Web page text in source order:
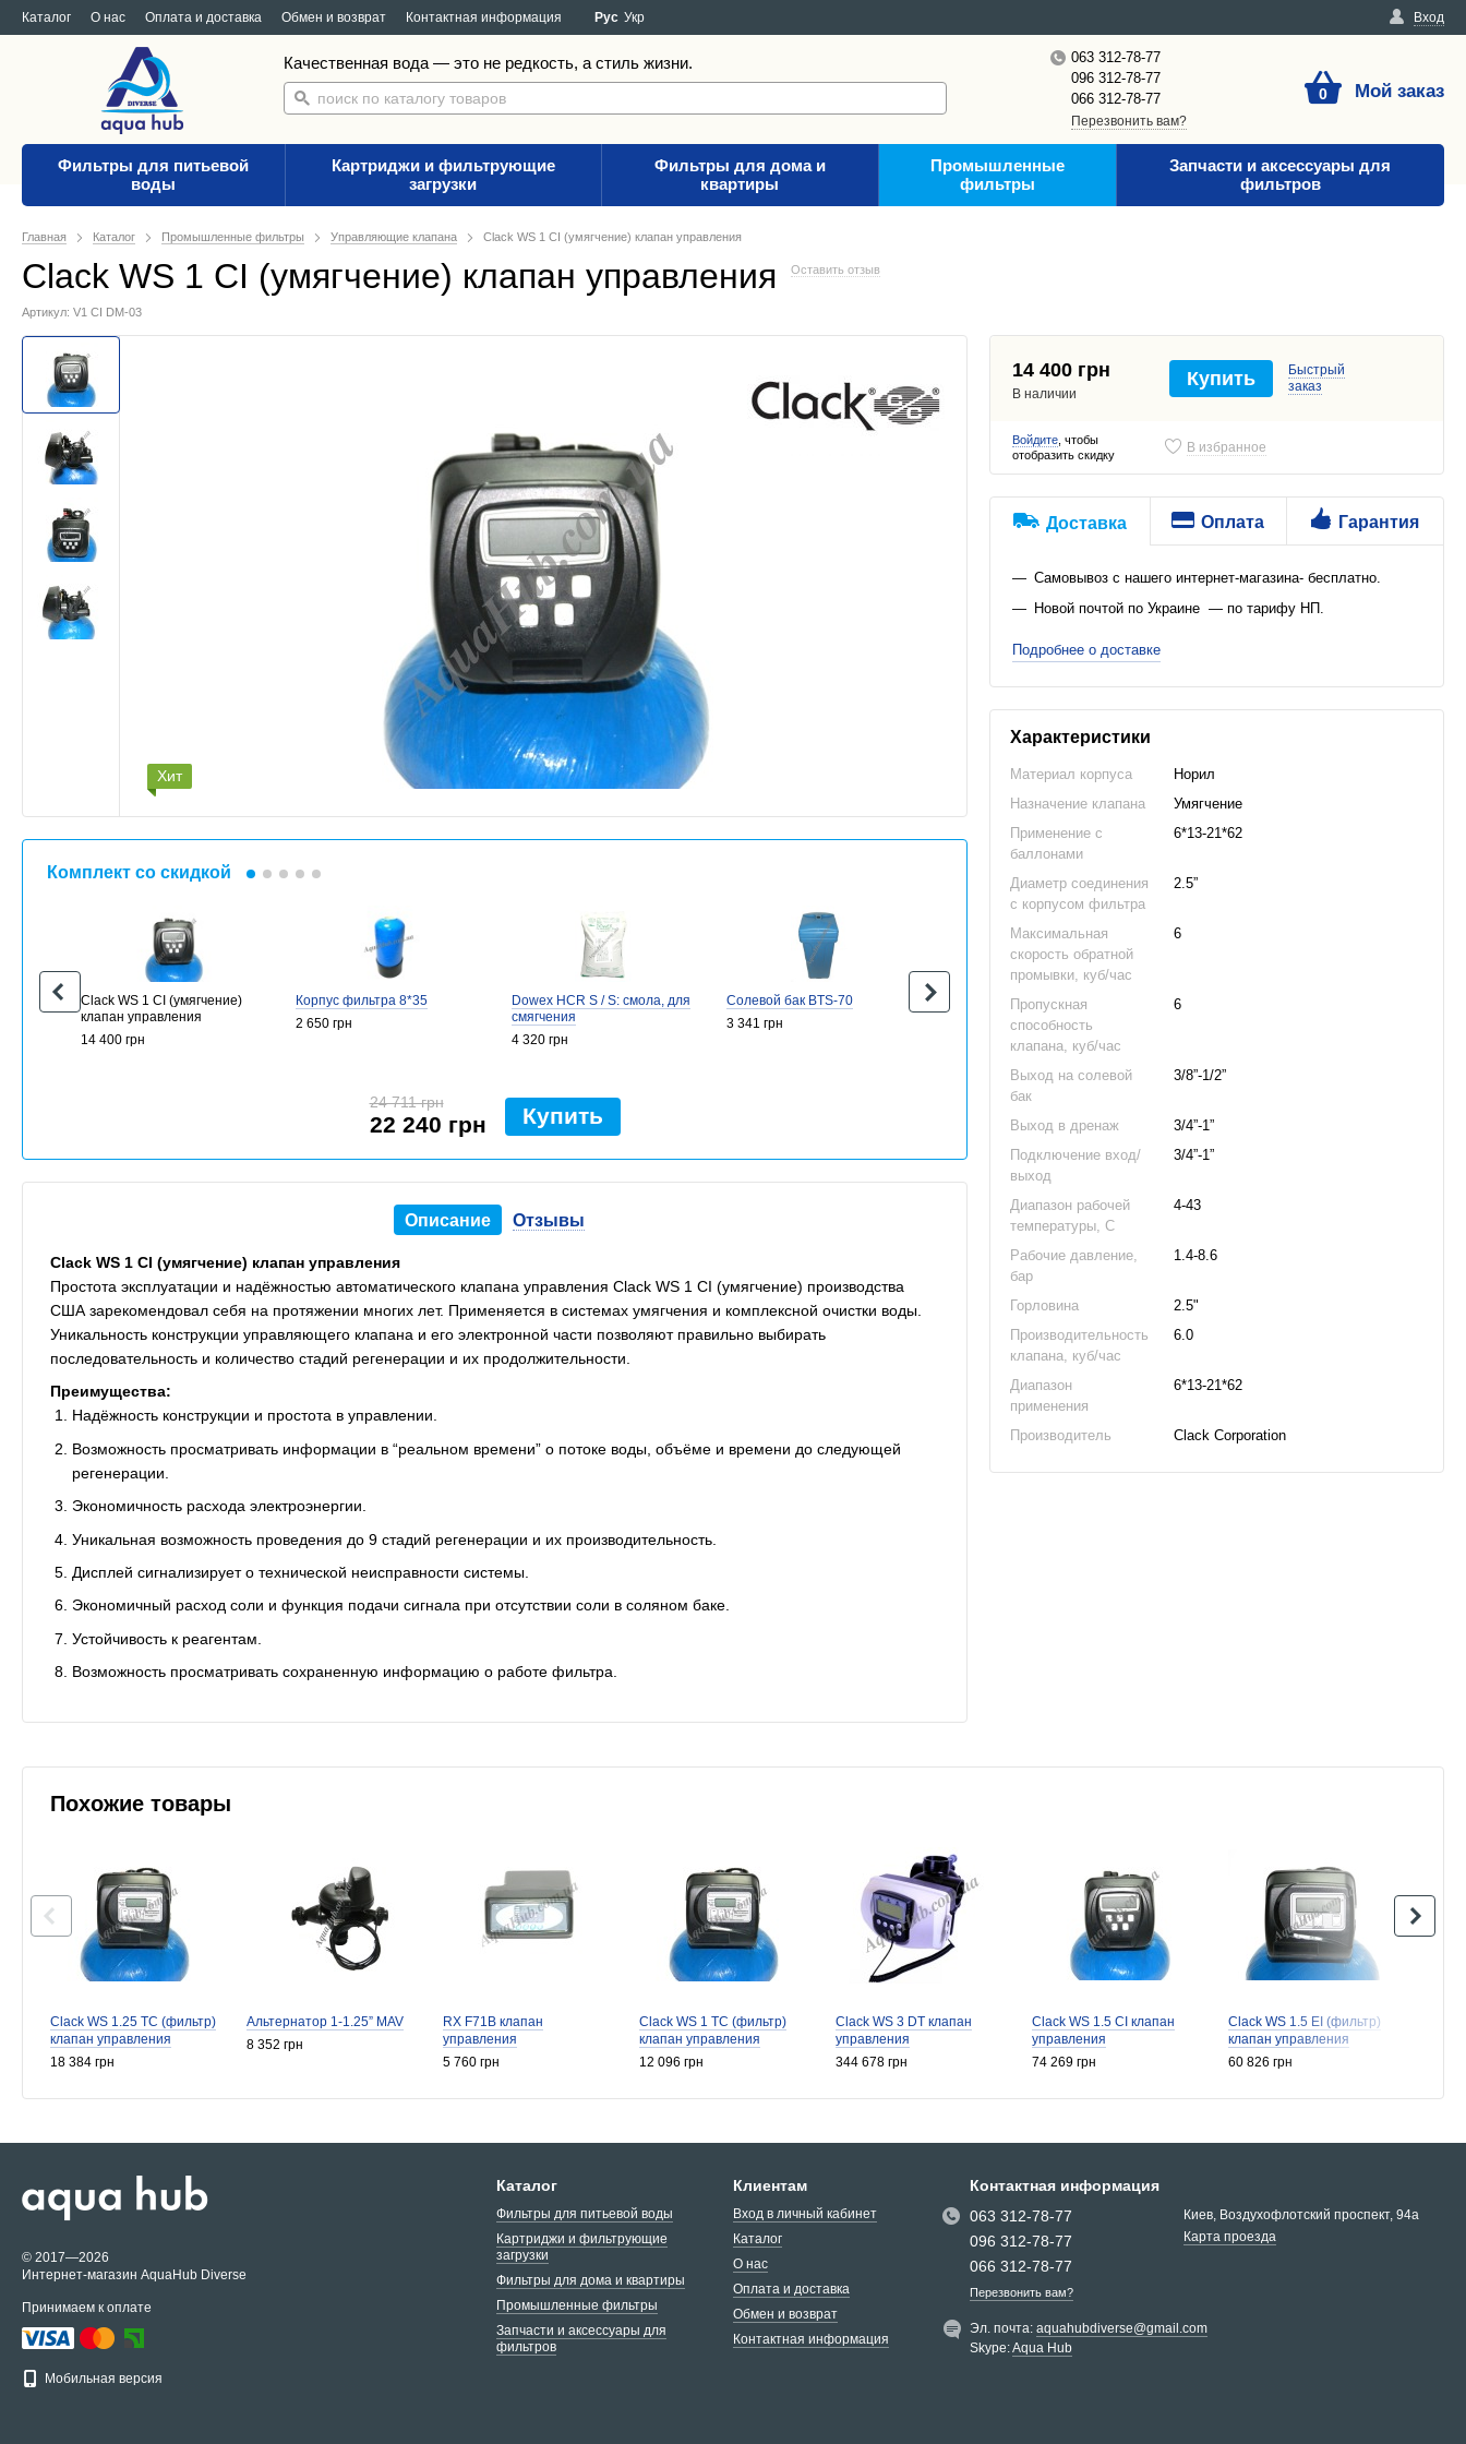
Каталог О нас Оплата и доставка Обмен и возврат Контактная информация Вход
Рус Укр
Качественная вода — это не редкость, а стиль жизни.
063 312-78-77
096 312-78-77
066 312-78-77
Перезвонить вам?
0 Мой заказ
Фильтры для питьевой
воды
Картриджи и фильтрующие
загрузки
Фильтры для дома и
квартиры
Промышленные
фильтры
Запчасти и аксессуары для
фильтров
Главная Каталог Промышленные фильтры Управляющие клапана Clack WS 1 CI (умягчение) клапан управления
Clack WS 1 CI (умягчение) клапан управления Оставить отзыв
Артикул: V1 CI DM-03
Хит
Комплект со скидкой
Clack WS 1 CI (умягчение)
клапан управления
14 400 грн
Корпус фильтра 8*35
2 650 грн
Dowex HCR S / S: смола, для
смягчения
4 320 грн
Солевой бак BTS-70
3 341 грн
24 711 грн
22 240 грн Купить
Clack WS 1 CI (умягчение)
клапан управления
14 400 грн
Описание Отзывы
Clack WS 1 CI (умягчение) клапан управления
Простота эксплуатации и надёжностью автоматического клапана управления Clack WS 1 CI (умягчение) производства
США зарекомендовал себя на протяжении многих лет. Применяется в системах умягчения и комплексной очистки воды.
Уникальность конструкции управляющего клапана и его электронной части позволяют правильно выбирать
последовательность и количество стадий регенерации и их продолжительности.
Преимущества:
Надёжность конструкции и простота в управлении.
Возможность просматривать информации в “реальном времени” о потоке воды, объёме и времени до следующей
регенерации.
Экономичность расхода электроэнергии.
Уникальная возможность проведения до 9 стадий регенерации и их производительность.
Дисплей сигнализирует о технической неисправности системы.
Экономичный расход соли и функция подачи сигнала при отсутствии соли в соляном баке.
Устойчивость к реагентам.
Возможность просматривать сохраненную информацию о работе фильтра.
14 400 грн
В наличии
Купить
Быстрый
заказ
Войдите, чтобы
отобразить скидку
В избранное
Доставка Оплата Гарантия
Самовывоз с нашего интернет-магазина- бесплатно.
Новой почтой по Украине — по тарифу НП.
Подробнее о доставке
Характеристики
Материал корпуса
Норил
Назначение клапана
Умягчение
Применение с
баллонами
6*13-21*62
Диаметр соединения
с корпусом фильтра
2.5”
Максимальная
скорость обратной
промывки, куб/час
6
Пропускная
способность
клапана, куб/час
6
Выход на солевой
бак
3/8”-1/2”
Выход в дренаж
3/4”-1”
Подключение вход/
выход
3/4”-1”
Диапазон рабочей
температуры, C
4-43
Рабочие давление,
бар
1.4-8.6
Горловина
2.5"
Производительность
клапана, куб/час
6.0
Диапазон
применения
6*13-21*62
Производитель Clack Corporation
Похожие товары
Clack WS 1.25 TC (фильтр)
клапан управления
18 384 грн
Альтернатор 1-1.25” MAV
8 352 грн
RX F71B клапан
управления
5 760 грн
Clack WS 1 TC (фильтр)
клапан управления
12 096 грн
Clack WS 3 DT клапан
управления
344 678 грн
Clack WS 1.5 CI клапан
управления
74 269 грн
Clack WS 1.5 EI (фильтр)
клапан управления
60 826 грн
© 2017—2026
Интернет-магазин AquaHub Diverse
Принимаем к оплате
Мобильная версия
Каталог
Фильтры для питьевой воды
Картриджи и фильтрующие
загрузки
Фильтры для дома и квартиры
Промышленные фильтры
Запчасти и аксессуары для
фильтров
Клиентам
Вход в личный кабинет
Каталог
О нас
Оплата и доставка
Обмен и возврат
Контактная информация
Контактная информация
063 312-78-77
096 312-78-77
066 312-78-77
Перезвонить вам?
Киев, Воздухофлотский проспект, 94a
Карта проезда
Эл. почта:aquahubdiverse@gmail.com
Skype:Aqua Hub